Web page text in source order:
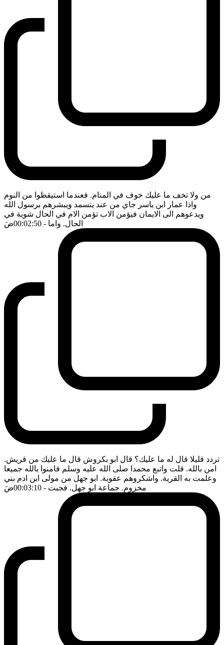
من ولا تخف ما عليك خوف في المنام. فعندما استيقظوا من النوم
واذا عمار ابن ياسر جاي من عند يتسمد ويبشرهم برسول الله
ويدعوهم الى الايمان فيؤمن الاب تؤمن الام في الحال شوية في
الحال. واما - 00:02:50 ضَ
تردد قليلا قال له ما عليك؟ قال ابو بكروش قال ما عليك من قريش.
امن بالله. قلت واتبع محمدا صلى الله عليه وسلم فامنوا بالله جميعا
وعلمت به القرية. واشكروهم عقوبة. ابو جهل من مولى ابن ادم بني
مخزوم. جماعة ابو جهل. فجبت - 00:03:10 ضَ